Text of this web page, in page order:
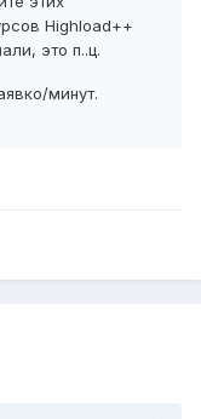
Highload++
это п..ц.
минут.